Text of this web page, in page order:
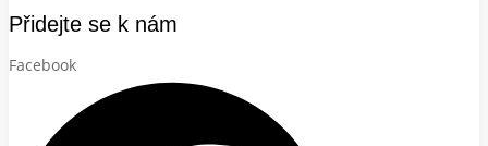
Přidejte se k nám
Facebook